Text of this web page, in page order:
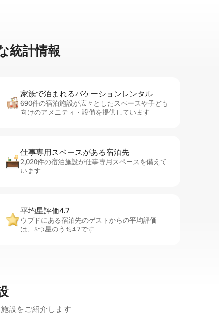
統⁠計⁠情⁠報
家族で泊まれるバ⁠ケ⁠ー⁠シ⁠ョ⁠ンレ⁠ン⁠タ⁠ル
690件の宿泊施設が広々としたスペースや子ども
向けのアメニティ・設備を提供しています
仕事専用ス⁠ペ⁠ー⁠スがあ⁠る宿⁠泊⁠先
2,020件の宿泊施設が仕事専用スペースを備えて
います
平均星評価4.7
ウブドにある宿泊先のゲストからの平均評価
は、5つ星のうち4.7です
設をご紹介します